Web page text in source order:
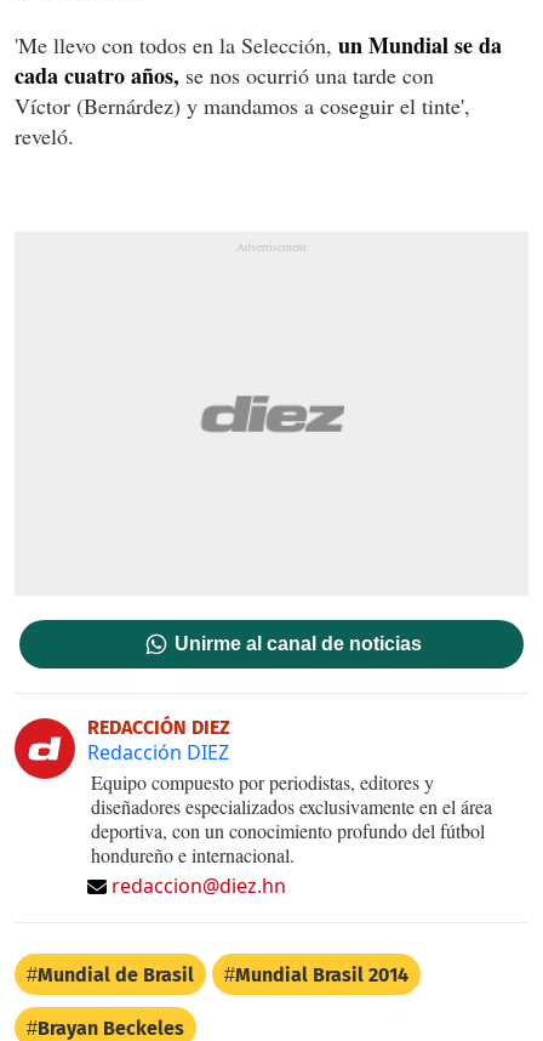
'Me llevo con todos en la Selección, un Mundial se da
cada cuatro años, se nos ocurrió una tarde con
Víctor (Bernárdez) y mandamos a coseguir el tinte',
reveló.
Unirme al canal de noticias
REDACCIÓN DIEZ
Redacción DIEZ
Equipo compuesto por periodistas, editores y
diseñadores especializados exclusivamente en el área
deportiva, con un conocimiento profundo del fútbol
hondureño e internacional.
redaccion@diez.hn
Mundial de Brasil Mundial Brasil 2014
Brayan Beckeles